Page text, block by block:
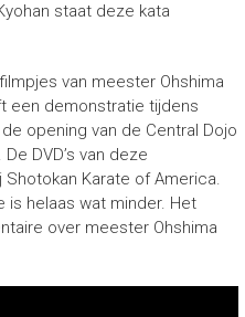
staat deze kata
van meester Ohshima
een demonstratie tijdens
opening van de Central Dojo
DVD’s van deze
Karate of America.
is helaas wat minder. Het
over meester Ohshima